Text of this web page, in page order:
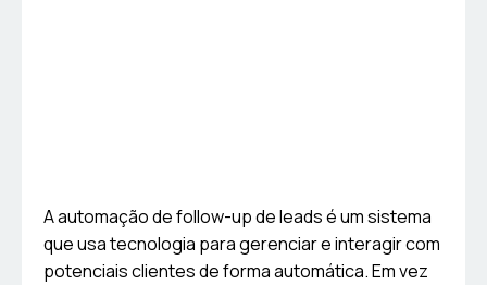
A automação de follow-up de leads é um sistema
que usa tecnologia para gerenciar e interagir com
potenciais clientes de forma automática. Em vez